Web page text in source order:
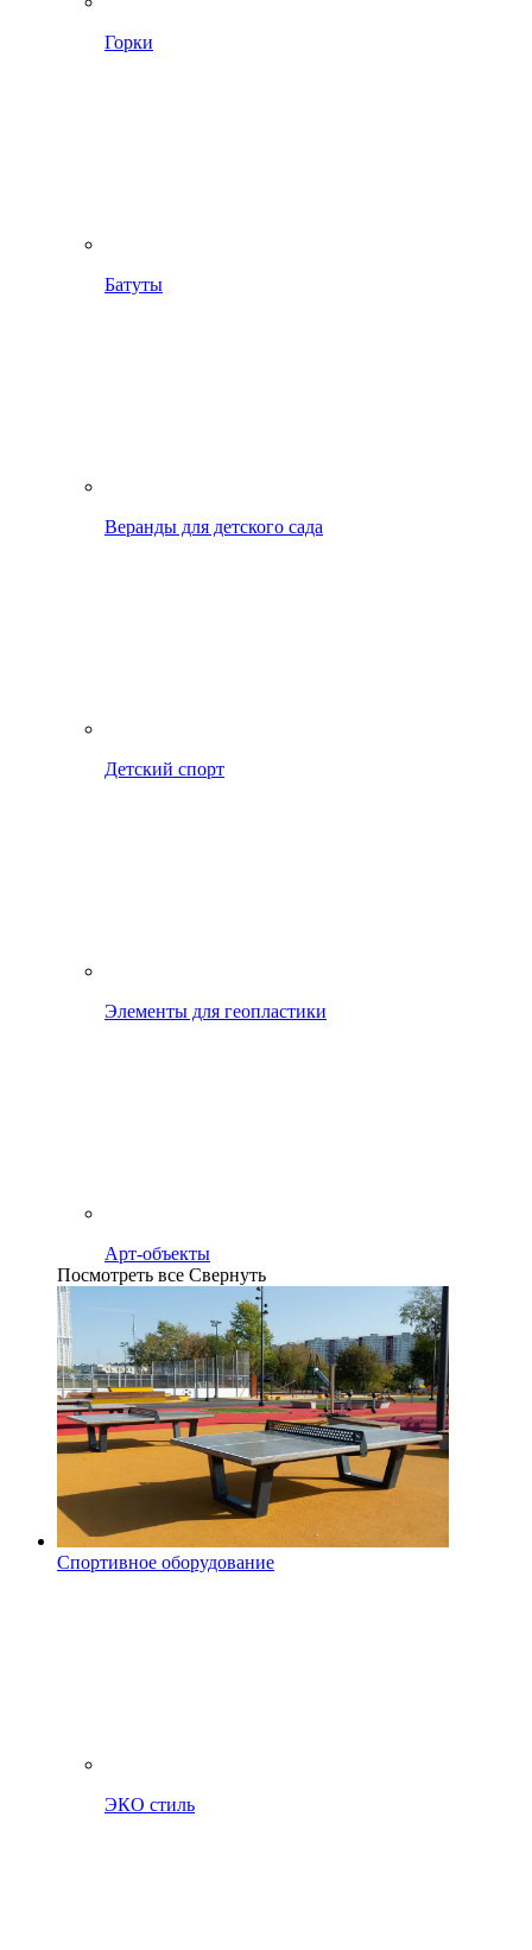
Горки
Батуты
Веранды для детского сада
Детский спорт
Элементы для геопластики
Арт-объекты
Посмотреть все Свернуть
Спортивное оборудование
ЭКО стиль